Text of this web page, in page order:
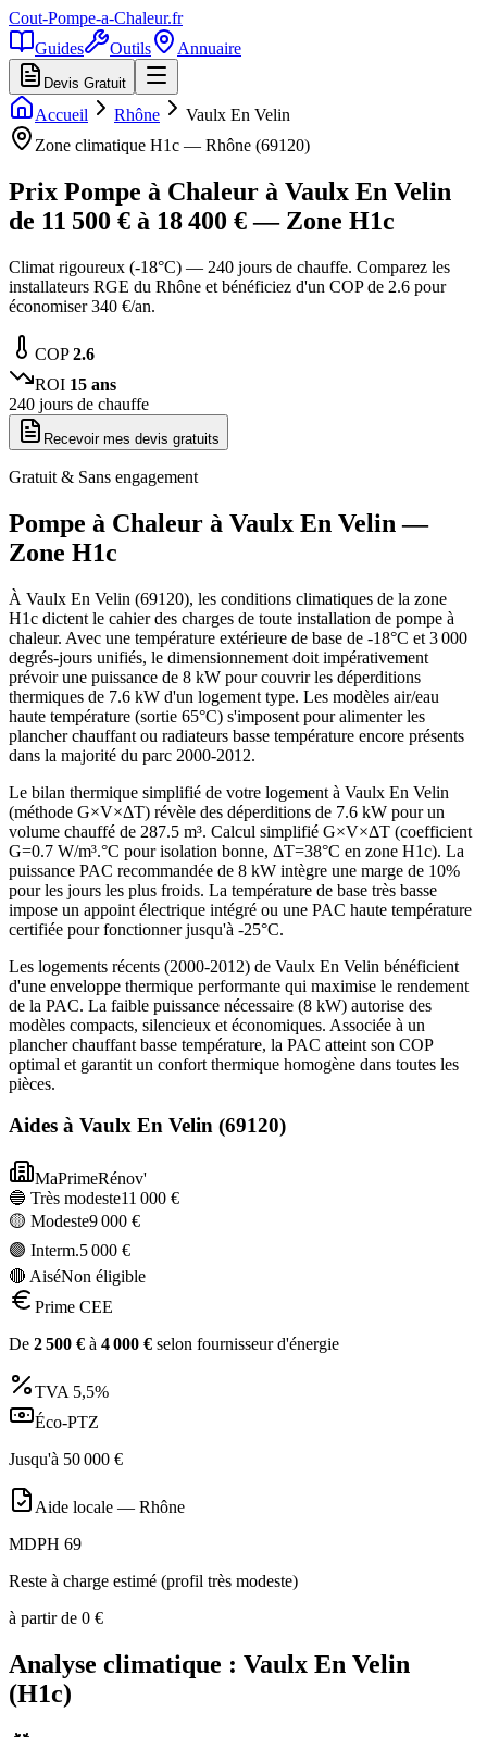
Cout-Pompe-a-Chaleur.fr
Guides
Outils Annuaire
Devis Gratuit
Accueil Rhône
Vaulx En Velin
Zone climatique H1c — Rhône (69120)
Prix Pompe à Chaleur à Vaulx En Velin
de 11 500 € à 18 400 € — Zone H1c
Climat rigoureux (-18°C) — 240 jours de chauffe. Comparez les
installateurs RGE du Rhône et bénéficiez d'un COP de 2.6 pour
économiser 340 €/an.
COP2.6
ROI 15 ans
240 jours de chauffe
Recevoir mes devis gratuits
Gratuit & Sans engagement
Pompe à Chaleur à Vaulx En Velin —
Zone H1c
À Vaulx En Velin (69120), les conditions climatiques de la zone
H1c dictent le cahier des charges de toute installation de pompe à
chaleur. Avec une température extérieure de base de -18°C et 3 000
degrés-jours unifiés, le dimensionnement doit impérativement
prévoir une puissance de 8 kW pour couvrir les déperditions
thermiques de 7.6 kW d'un logement type. Les modèles air/eau
haute température (sortie 65°C) s'imposent pour alimenter les
plancher chauffant ou radiateurs basse température encore présents
dans la majorité du parc 2000-2012.
Le bilan thermique simplifié de votre logement à Vaulx En Velin
(méthode G×V×ΔT) révèle des déperditions de 7.6 kW pour un
volume chauffé de 287.5 m³. Calcul simplifié G×V×ΔT (coefficient
G=0.7 W/m³.°C pour isolation bonne, ΔT=38°C en zone H1c). La
puissance PAC recommandée de 8 kW intègre une marge de 10%
pour les jours les plus froids. La température de base très basse
impose un appoint électrique intégré ou une PAC haute température
certifiée pour fonctionner jusqu'à -25°C.
Les logements récents (2000-2012) de Vaulx En Velin bénéficient
d'une enveloppe thermique performante qui maximise le rendement
de la PAC. La faible puissance nécessaire (8 kW) autorise des
modèles compacts, silencieux et économiques. Associée à un
plancher chauffant basse température, la PAC atteint son COP
optimal et garantit un confort thermique homogène dans toutes les
pièces.
Aides à Vaulx En Velin (69120)
MaPrimeRénov'
🔵 Très modeste11 000 €
🟡 Modeste9 000 €
🟣 Interm.5 000 €
🔴 AiséNon éligible
Prime CEE
De 2 500 € à 4 000 € selon fournisseur d'énergie
TVA 5,5%
Éco-PTZ
Jusqu'à 50 000 €
Aide locale — Rhône
MDPH 69
Reste à charge estimé (profil très modeste)
à partir de 0 €
Analyse climatique : Vaulx En Velin
(H1c)